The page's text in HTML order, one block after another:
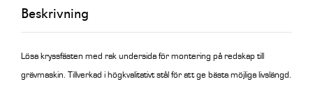
Beskrivning
Lösa kryssfästen med rak undersida för montering på redskap till
grävmaskin. Tillverkad i högkvalitativt stål för att ge bästa möjliga livslängd.